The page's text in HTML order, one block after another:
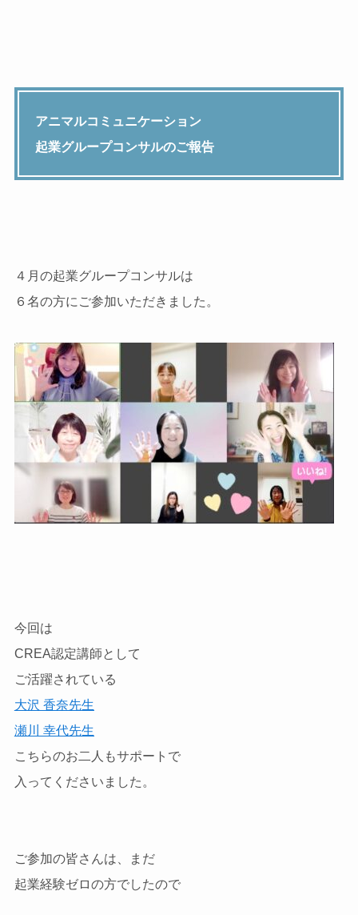
アニマルコミュニケーション
起業グループコンサルのご報告
４月の起業グループコンサルは
６名の方にご参加いただきました。
今回は
CREA認定講師として
ご活躍されている
大沢 香奈先生
瀬川 幸代先生
こちらのお二人もサポートで
入ってくださいました。
ご参加の皆さんは、まだ
起業経験ゼロの方でしたので